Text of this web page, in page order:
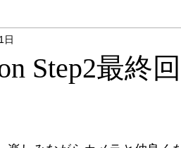
& Green
Step2最終
日